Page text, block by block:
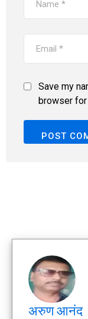
Save my
browser for
अरुण आनंद